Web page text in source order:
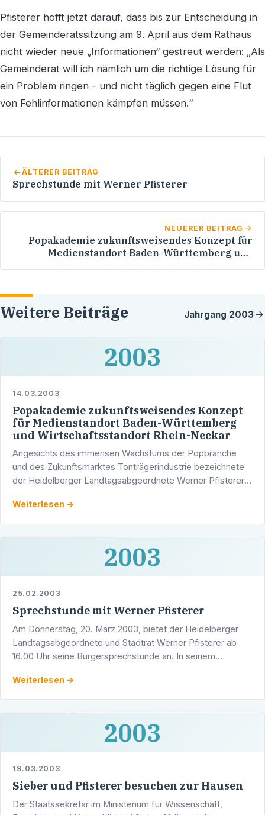
Pfisterer hofft jetzt darauf, dass bis zur Entscheidung in
der Gemeinderatssitzung am 9. April aus dem Rathaus
nicht wieder neue „Informationen“ gestreut werden: „Als
Gemeinderat will ich nämlich um die richtige Lösung für
ein Problem ringen – und nicht täglich gegen eine Flut
von Fehlinformationen kämpfen müssen.“
ÄLTERER BEITRAG
Sprechstunde mit Werner Pfisterer
NEUERER BEITRAG
Popakademie zukunftsweisendes Konzept für
Medienstandort Baden-Württemberg und
Weitere Beiträge Jahrgang 2003
2003
14.03.2003
Popakademie zukunftsweisendes Konzept
für Medienstandort Baden-Württemberg
und Wirtschaftsstandort Rhein-Neckar
Angesichts des immensen Wachstums der Popbranche
und des Zukunftsmarktes Tonträgerindustrie bezeichnete
der Heidelberger Landtagsabgeordnete Werner Pfisterer
Weiterlesen →
2003
25.02.2003
Sprechstunde mit Werner Pfisterer
Am Donnerstag, 20. März 2003, bietet der Heidelberger
Landtagsabgeordnete und Stadtrat Werner Pfisterer ab
16.00 Uhr seine Bürgersprechstunde an. In seinem
Weiterlesen →
2003
19.03.2003
Sieber und Pfisterer besuchen zur Hausen
Der Staatssekretär im Ministerium für Wissenschaft,